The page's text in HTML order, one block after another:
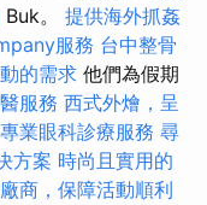
Buk。 提供海外抓姦
服務 台中整骨
的需求 他們為假期
服務 西式外燴，呈
業眼科診療服務 尋
方案 時尚且實用的
商，保障活動順利